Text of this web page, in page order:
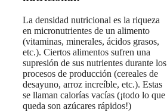
La densidad nutricional es la riqueza
en micronutrientes de un alimento
(vitaminas, minerales, ácidos grasos,
etc.). Ciertos alimentos sufren una
supresión de sus nutrientes durante los
procesos de producción (cereales de
desayuno, arroz increíble, etc.). Estas
se llaman calorías vacías (¡todo lo que
queda son azúcares rápidos!)